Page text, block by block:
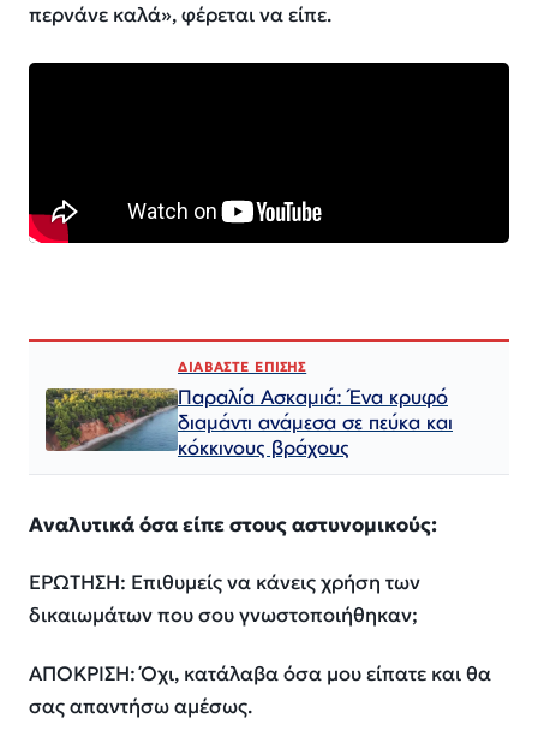
περνάνε καλά», φέρεται να είπε.
ΔΙΑΒΑΣΤΕ ΕΠΙΣΗΣ
Παραλία Ασκαμιά: Ένα κρυφό
διαμάντι ανάμεσα σε πεύκα και
κόκκινους βράχους
Αναλυτικά όσα είπε στους αστυνομικούς:
ΕΡΩΤΗΣΗ: Επιθυμείς να κάνεις χρήση των
δικαιωμάτων που σου γνωστοποιήθηκαν;
ΑΠΟΚΡΙΣΗ: Όχι, κατάλαβα όσα μου είπατε και θα
σας απαντήσω αμέσως.